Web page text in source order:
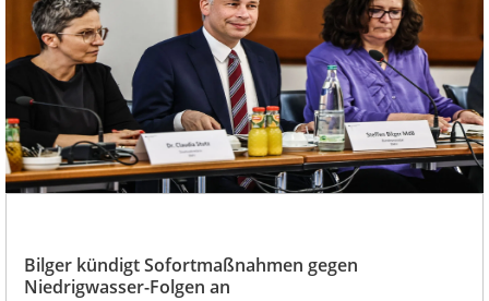
Bilger kündigt Sofortmaßnahmen gegen
Niedrigwasser-Folgen an